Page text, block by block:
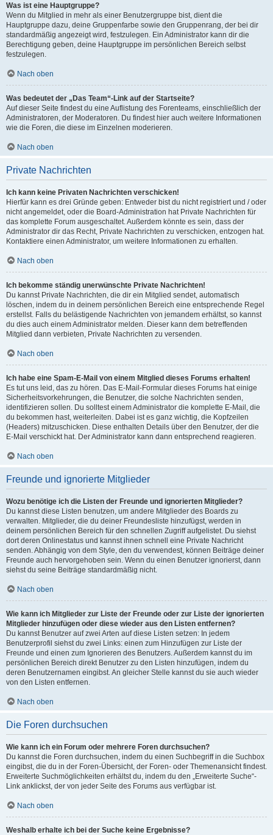
Was ist eine Hauptgruppe?
Wenn du Mitglied in mehr als einer Benutzergruppe bist, dient die
Hauptgruppe dazu, deine Gruppenfarbe sowie den Gruppenrang, der bei dir
standardmäßig angezeigt wird, festzulegen. Ein Administrator kann dir die
Berechtigung geben, deine Hauptgruppe im persönlichen Bereich selbst
festzulegen.
Nach oben
Was bedeutet der „Das Team“-Link auf der Startseite?
Auf dieser Seite findest du eine Auflistung des Forenteams, einschließlich der
Administratoren, der Moderatoren. Du findest hier auch weitere Informationen
wie die Foren, die diese im Einzelnen moderieren.
Nach oben
Private Nachrichten
Ich kann keine Privaten Nachrichten verschicken!
Hierfür kann es drei Gründe geben: Entweder bist du nicht registriert und / oder
nicht angemeldet, oder die Board-Administration hat Private Nachrichten für
das komplette Forum ausgeschaltet. Außerdem könnte es sein, dass der
Administrator dir das Recht, Private Nachrichten zu verschicken, entzogen hat.
Kontaktiere einen Administrator, um weitere Informationen zu erhalten.
Nach oben
Ich bekomme ständig unerwünschte Private Nachrichten!
Du kannst Private Nachrichten, die dir ein Mitglied sendet, automatisch
löschen, indem du in deinem persönlichen Bereich eine entsprechende Regel
erstellst. Falls du belästigende Nachrichten von jemandem erhältst, so kannst
du dies auch einem Administrator melden. Dieser kann dem betreffenden
Mitglied dann verbieten, Private Nachrichten zu versenden.
Nach oben
Ich habe eine Spam-E-Mail von einem Mitglied dieses Forums erhalten!
Es tut uns leid, das zu hören. Das E-Mail-Formular dieses Forums hat einige
Sicherheitsvorkehrungen, die Benutzer, die solche Nachrichten senden,
identifizieren sollen. Du solltest einem Administrator die komplette E-Mail, die
du bekommen hast, weiterleiten. Dabei ist es ganz wichtig, die Kopfzeilen
(Headers) mitzuschicken. Diese enthalten Details über den Benutzer, der die
E-Mail verschickt hat. Der Administrator kann dann entsprechend reagieren.
Nach oben
Freunde und ignorierte Mitglieder
Wozu benötige ich die Listen der Freunde und ignorierten Mitglieder?
Du kannst diese Listen benutzen, um andere Mitglieder des Boards zu
verwalten. Mitglieder, die du deiner Freundesliste hinzufügst, werden in
deinem persönlichen Bereich für den schnellen Zugriff aufgelistet. Du siehst
dort deren Onlinestatus und kannst ihnen schnell eine Private Nachricht
senden. Abhängig von dem Style, den du verwendest, können Beiträge deiner
Freunde auch hervorgehoben sein. Wenn du einen Benutzer ignorierst, dann
siehst du seine Beiträge standardmäßig nicht.
Nach oben
Wie kann ich Mitglieder zur Liste der Freunde oder zur Liste der ignorierten
Mitglieder hinzufügen oder diese wieder aus den Listen entfernen?
Du kannst Benutzer auf zwei Arten auf diese Listen setzen: In jedem
Benutzerprofil siehst du zwei Links: einen zum Hinzufügen zur Liste der
Freunde und einen zum Ignorieren des Benutzers. Außerdem kannst du im
persönlichen Bereich direkt Benutzer zu den Listen hinzufügen, indem du
deren Benutzernamen eingibst. An gleicher Stelle kannst du sie auch wieder
von den Listen entfernen.
Nach oben
Die Foren durchsuchen
Wie kann ich ein Forum oder mehrere Foren durchsuchen?
Du kannst die Foren durchsuchen, indem du einen Suchbegriff in die Suchbox
eingibst, die du in der Foren-Übersicht, der Foren- oder Themenansicht findest.
Erweiterte Suchmöglichkeiten erhältst du, indem du den „Erweiterte Suche“-
Link anklickst, der von jeder Seite des Forums aus verfügbar ist.
Nach oben
Weshalb erhalte ich bei der Suche keine Ergebnisse?